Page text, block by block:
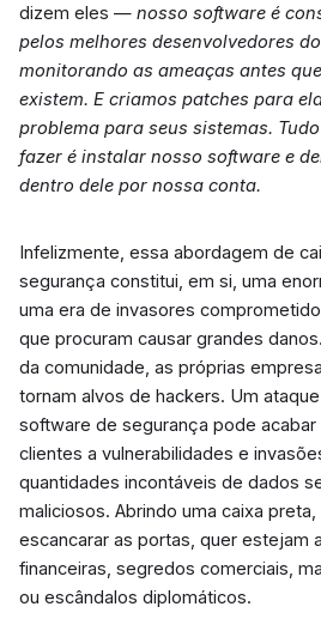
dizem eles — nosso software é
pelos melhores desenvolvedores
monitorando as ameaças antes
existem. E criamos patches para
problema para seus sistemas.
fazer é instalar nosso software e
dentro dele por nossa conta.
Infelizmente, essa abordagem de
segurança constitui, em si, uma
uma era de invasores
que procuram causar grandes
da comunidade, as próprias
tornam alvos de hackers. Um
software de segurança pode
clientes a vulnerabilidades e
quantidades incontáveis de dados
maliciosos. Abrindo uma caixa
escancarar as portas, quer estejam
financeiras, segredos comerciais,
ou escândalos diplomáticos.